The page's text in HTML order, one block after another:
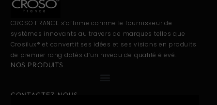
CROSO FRANCE s’affirme comme le fournisseur de
systèmes innovants au travers de marques telles que
Crosilux® et convertit ses idées et ses visions en produits
de premier rang dotés d’un niveau de qualité élevé.
NOS PRODUITS
CONTACTEZ-NOUS